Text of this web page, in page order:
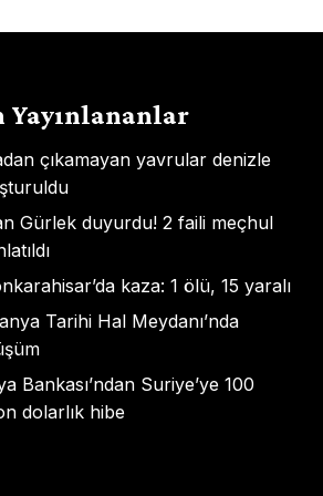
Yayınlananlar
çıkamayan yavrular denizle
Gürlek duyurdu! 2 faili meçhul
kaza: 1 ölü, 15 yaralı
Tarihi Hal Meydanı’nda
Bankası’ndan Suriye’ye 100
dolarlık hibe